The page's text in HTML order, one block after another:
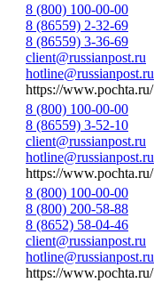
8 (800) 100-00-00
8 (86559) 2-32-69
8 (86559) 3-36-69
client@russianpost.ru
hotline@russianpost.ru
https://www.pochta.ru/
8 (800) 100-00-00
8 (86559) 3-52-10
client@russianpost.ru
hotline@russianpost.ru
https://www.pochta.ru/
8 (800) 100-00-00
8 (800) 200-58-88
8 (8652) 58-04-46
client@russianpost.ru
hotline@russianpost.ru
https://www.pochta.ru/